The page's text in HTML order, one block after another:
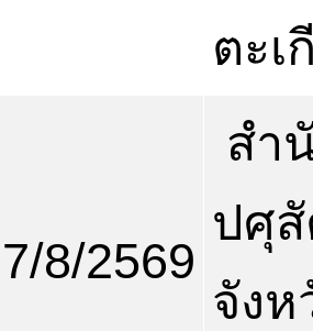
ตะเ
7/8/2569
สำ
ปศุ
จังห